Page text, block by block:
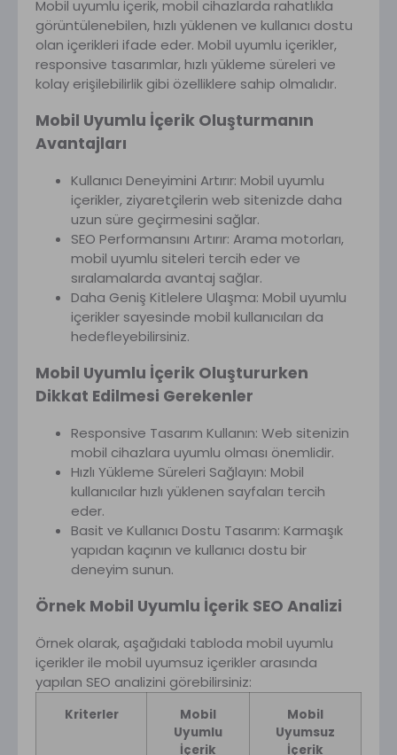
Mobil uyumlu içerik, mobil cihazlarda rahatlıkla
görüntülenebilen, hızlı yüklenen ve kullanıcı dostu
olan içerikleri ifade eder. Mobil uyumlu içerikler,
responsive tasarımlar, hızlı yükleme süreleri ve
kolay erişilebilirlik gibi özelliklere sahip olmalıdır.
Mobil Uyumlu İçerik Oluşturmanın
Avantajları
Kullanıcı Deneyimini Artırır: Mobil uyumlu
içerikler, ziyaretçilerin web sitenizde daha
uzun süre geçirmesini sağlar.
SEO Performansını Artırır: Arama motorları,
mobil uyumlu siteleri tercih eder ve
sıralamalarda avantaj sağlar.
Daha Geniş Kitlelere Ulaşma: Mobil uyumlu
içerikler sayesinde mobil kullanıcıları da
hedefleyebilirsiniz.
Mobil Uyumlu İçerik Oluştururken
Dikkat Edilmesi Gerekenler
Responsive Tasarım Kullanın: Web sitenizin
mobil cihazlara uyumlu olması önemlidir.
Hızlı Yükleme Süreleri Sağlayın: Mobil
kullanıcılar hızlı yüklenen sayfaları tercih
eder.
Basit ve Kullanıcı Dostu Tasarım: Karmaşık
yapıdan kaçının ve kullanıcı dostu bir
deneyim sunun.
Örnek Mobil Uyumlu İçerik SEO Analizi
Örnek olarak, aşağıdaki tabloda mobil uyumlu
içerikler ile mobil uyumsuz içerikler arasında
yapılan SEO analizini görebilirsiniz:
Kriterler
Mobil
Uyumlu
İçerik
Mobil
Uyumsuz
İçerik